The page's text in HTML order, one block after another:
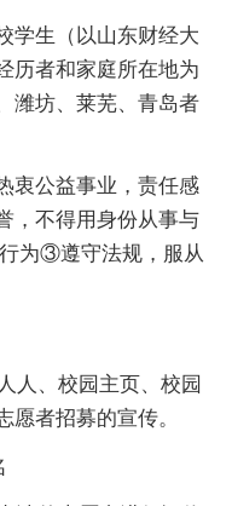
生（以山东财经大
历者和家庭所在地为
潍坊、莱芜、青岛者
公益事业，责任感
，不得用身份从事与
为③遵守法规，服从
、校园主页、校园
愿者招募的宣传。